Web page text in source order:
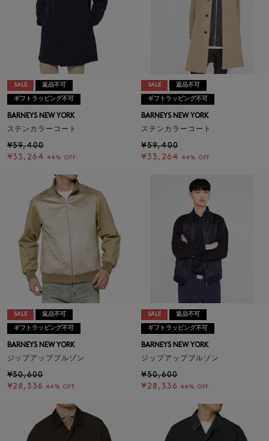
SALE 返品不可
ギフトラッピング不可
BARNEYS NEW YORK
ステンカラーコート
¥59,400
¥33,264 44% OFF
SALE 返品不可
ギフトラッピング不可
BARNEYS NEW YORK
ステンカラーコート
¥59,400
¥33,264 44% OFF
SALE 返品不可
ギフトラッピング不可
BARNEYS NEW YORK
ジップアップブルゾン
¥50,600
¥28,336 44% OFF
SALE 返品不可
ギフトラッピング不可
BARNEYS NEW YORK
ジップアップブルゾン
¥50,600
¥28,336 44% OFF